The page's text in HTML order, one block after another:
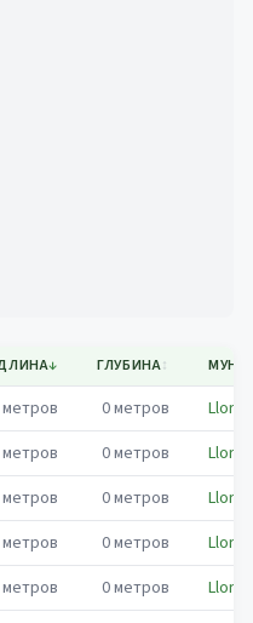
↓ ГЛУБИНА↕
метров 0метров
метров 0метров
метров 0метров
метров 0метров
метров 0метров